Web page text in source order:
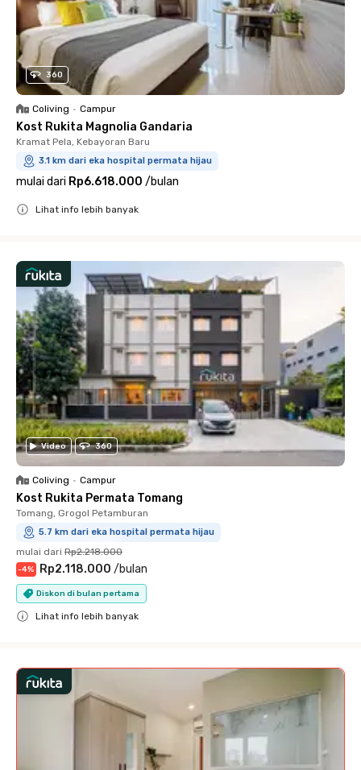
360
Coliving • Campur
Kost Rukita Magnolia Gandaria
Kramat Pela, Kebayoran Baru
3.1 km dari eka hospital permata hijau
mulai dari Rp6.618.000 /bulan
Lihat info lebih banyak
Video 360
Coliving • Campur
Kost Rukita Permata Tomang
Tomang, Grogol Petamburan
5.7 km dari eka hospital permata hijau
mulai dari Rp2.218.000
-4% Rp2.118.000 /bulan
Diskon di bulan pertama
Lihat info lebih banyak